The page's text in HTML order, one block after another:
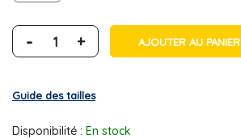
- + AJOUTER AU PANIER
Guide des tailles
Disponibilité : En stock